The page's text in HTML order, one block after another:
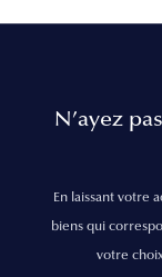
N’ayez
En laissant votre
biens qui
votre